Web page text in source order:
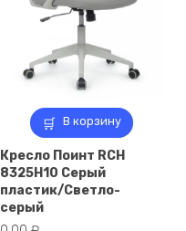
В корзину
Кресло Поинт RCH
8325H10 Серый
пластик/Светло-
серый